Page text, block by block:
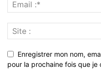
Enregistrer mon nom,
pour la prochaine fois que je